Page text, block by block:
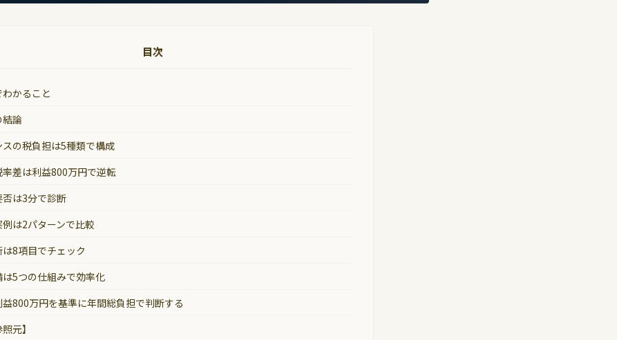
目次
かること
結論
スの税負担は5種類で構成
差は利益800万円で逆転
は3分で診断
は2パターンで比較
8項目でチェック
5つの仕組みで効率化
800万円を基準に年間総負担で判断する
元】